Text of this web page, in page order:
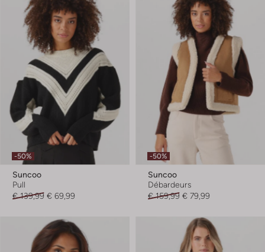
-50%
Suncoo
Pull
€ 139,99 € 69,99
-50%
Suncoo
Débardeurs
€ 159,99 € 79,99